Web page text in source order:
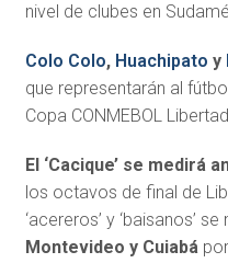
nivel de clubes en
Colo Colo, Huachipato y
que representarán al
Copa CONMEBOL
El ‘Cacique’ se medirá
los octavos de final de
‘acereros’ y ‘baisanos’
Montevideo y Cuiabá